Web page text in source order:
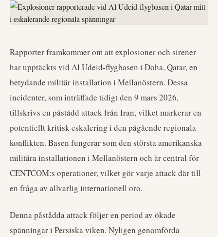
Rapporter framkommer om att explosioner och sirener
har upptäckts vid Al Udeid-flygbasen i Doha, Qatar, en
betydande militär installation i Mellanöstern. Dessa
incidenter, som inträffade tidigt den 9 mars 2026,
tillskrivs en påstådd attack från Iran, vilket markerar en
potentiellt kritisk eskalering i den pågående regionala
konflikten. Basen fungerar som den största amerikanska
militära installationen i Mellanöstern och är central för
CENTCOM:s operationer, vilket gör varje attack där till
en fråga av allvarlig internationell oro.
Denna påstådda attack följer en period av ökade
spänningar i Persiska viken. Nyligen genomförda